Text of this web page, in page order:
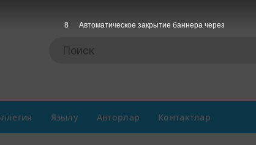
Язылу Авторлар Контактлар
7 Автоматическое закрытие баннера через